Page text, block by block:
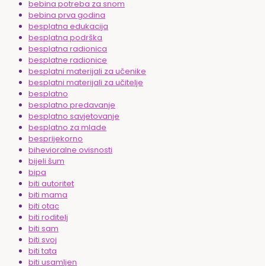
bebina potreba za snom
bebina prva godina
besplatna edukacija
besplatna podrška
besplatna radionica
besplatne radionice
besplatni materijali za učenike
besplatni materijali za učitelje
besplatno
besplatno predavanje
besplatno savjetovanje
besplatno za mlade
besprijekorno
bihevioralne ovisnosti
bijeli šum
bipa
biti autoritet
biti mama
biti otac
biti roditelj
biti sam
biti svoj
biti tata
biti usamljen